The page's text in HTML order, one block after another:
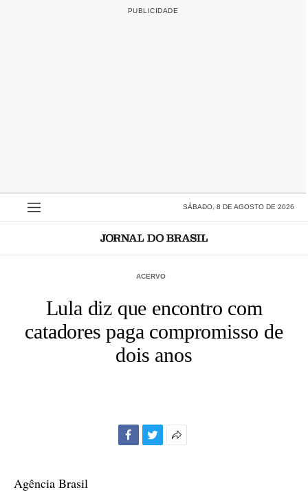
SÁBADO, 8 DE AGOSTO DE 2026
ACERVO
Lula diz que encontro com
catadores paga compromisso de
dois anos
Agência Brasil